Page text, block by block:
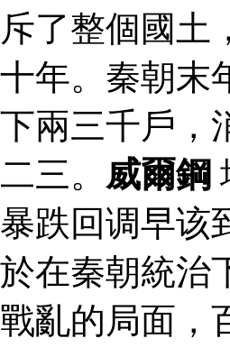
斥了整個國土
十年。秦朝末
下兩三千戶，
二三。 威爾鋼
暴跌回调早该
於在秦朝統治
戰亂的局面，